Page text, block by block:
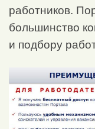
работников.
большинство
и подбору